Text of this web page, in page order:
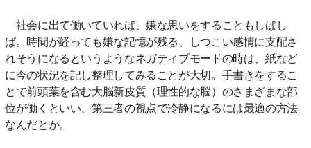
社会に出て働いていれば、嫌な思いをすることもしばし
ば。時間が経っても嫌な記憶が残る、しつこい感情に支配さ
れそうになるというようなネガティブモードの時は、紙など
に今の状況を記し整理してみることが大切。手書きをするこ
とで前頭葉を含む大脳新皮質（理性的な脳）のさまざまな部
位が働くといい、第三者の視点で冷静になるには最適の方法
なんだとか。